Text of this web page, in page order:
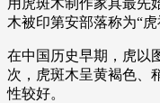
用虎斑木制作家具最先
木被印第安部落称为“
在中国历史早期，虎以
次，虎斑木呈黄褐色、
性较好。